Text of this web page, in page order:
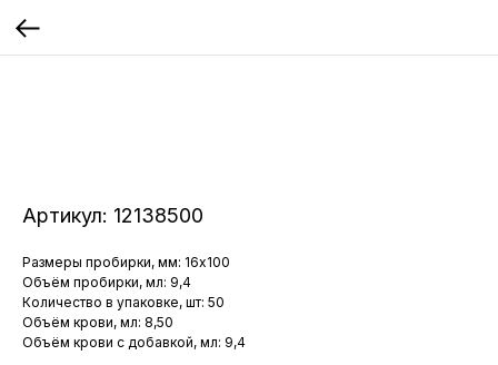
Артикул: 12138500
Размеры пробирки, мм: 16x100
Объём пробирки, мл: 9,4
Количество в упаковке, шт: 50
Объём крови, мл: 8,50
Объём крови с добавкой, мл: 9,4